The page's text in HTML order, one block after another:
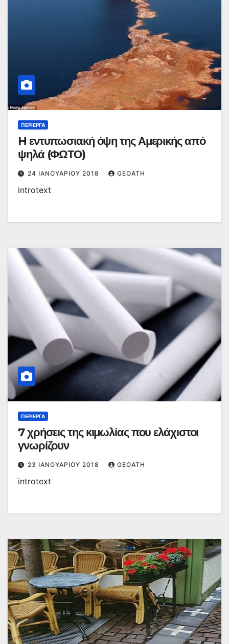
ΠΕΡΊΕΡΓΑ
H εντυπωσιακή όψη της Αμερικής από
ψηλά (ΦΩΤΟ)
24 ΙΑΝΟΥΑΡΊΟΥ 2018 GEOATH
introtext
ΠΕΡΊΕΡΓΑ
7 χρήσεις της κιμωλίας που ελάχιστοι
γνωρίζουν
23 ΙΑΝΟΥΑΡΊΟΥ 2018 GEOATH
introtext